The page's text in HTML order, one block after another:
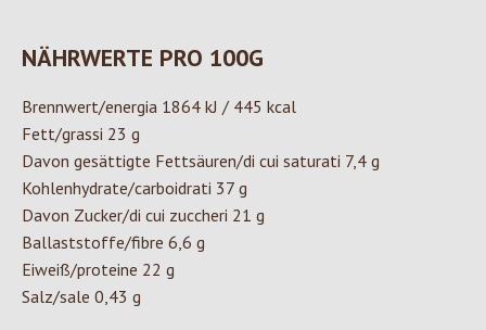
NÄHRWERTE PRO 100G
Brennwert/energia 1864 kJ / 445 kcal
Fett/grassi 23 g
Davon gesättigte Fettsäuren/di cui saturati 7,4 g
Kohlenhydrate/carboidrati 37 g
Davon Zucker/di cui zuccheri 21 g
Ballaststoffe/fibre 6,6 g
Eiweiß/proteine 22 g
Salz/sale 0,43 g